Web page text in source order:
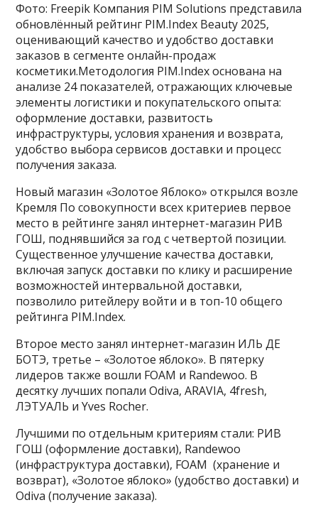
Фото: Freepik Компания PIM Solutions представила
обновлённый рейтинг PIM.Index Beauty 2025,
оценивающий качество и удобство доставки
заказов в сегменте онлайн-продаж
косметики.Методология PIM.Index основана на
анализе 24 показателей, отражающих ключевые
элементы логистики и покупательского опыта:
оформление доставки, развитость
инфраструктуры, условия хранения и возврата,
удобство выбора сервисов доставки и процесс
получения заказа.
Новый магазин «Золотое Яблоко» открылся возле
Кремля По совокупности всех критериев первое
место в рейтинге занял интернет-магазин РИВ
ГОШ, поднявшийся за год с четвертой позиции.
Существенное улучшение качества доставки,
включая запуск доставки по клику и расширение
возможностей интервальной доставки,
позволило ритейлеру войти и в топ-10 общего
рейтинга PIM.Index.
Второе место занял интернет-магазин ИЛЬ ДЕ
БОТЭ, третье – «Золотое яблоко». В пятерку
лидеров также вошли FOAM и Randewoo. В
десятку лучших попали Odiva, ARAVIA, 4fresh,
ЛЭТУАЛЬ и Yves Rocher.
Лучшими по отдельным критериям стали: РИВ
ГОШ (оформление доставки), Randewoo
(инфраструктура доставки), FOAM (хранение и
возврат), «Золотое яблоко» (удобство доставки) и
Odiva (получение заказа).